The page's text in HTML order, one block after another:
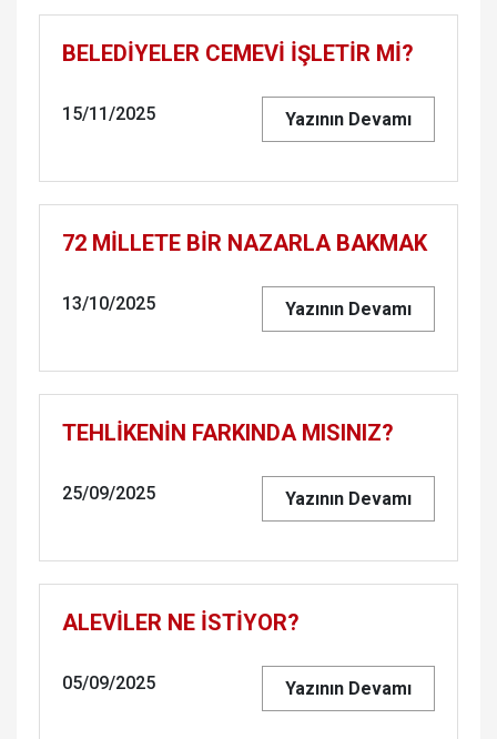
BELEDİYELER CEMEVİ İŞLETİR Mİ?
15/11/2025 Yazının Devamı
72 MİLLETE BİR NAZARLA BAKMAK
13/10/2025 Yazının Devamı
TEHLİKENİN FARKINDA MISINIZ?
25/09/2025 Yazının Devamı
ALEVİLER NE İSTİYOR?
05/09/2025 Yazının Devamı